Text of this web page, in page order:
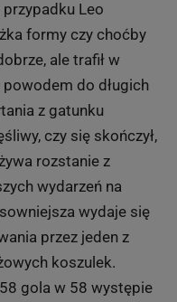
Leo
formy czy choćby
ale trafił w
do długich
z gatunku
czy się skończył,
rozstanie z
wydarzeń na
wydaje się
przez jeden z
koszulek.
gola w 58 występie